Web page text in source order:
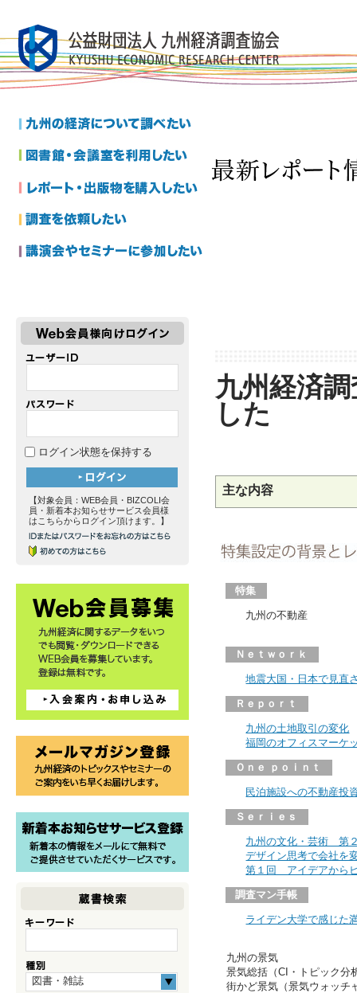
九州経済
した
主な内容
特集
九州の不動産
Ｎｅｔｗｏｒｋ
地震大国・日本で見直
Ｒｅｐｏｒｔ
九州の土地取引の変化
福岡のオフィスマーケ
Ｏｎｅ ｐｏｉｎｔ
民泊施設への不動産投
Ｓｅｒｉｅｓ
九州の文化・芸術 第
デザイン思考で会社を
第１回 アイデアから
調査マン手帳
ライデン大学で感じた
九州の景気
景気総括（CI・トピック
街かど景気（景気ウォッ
ログイン状態を保持する
【対象会員：WEB会員・BIZCOLI会
員・新着本お知らせサービス会員様
はこちらからログイン頂けます。】
図書・雑誌